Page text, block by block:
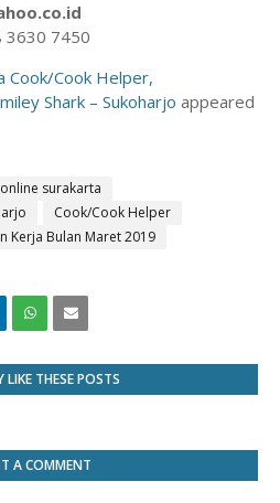
3630 7450
Cook/Cook Helper,
Shark – Sukoharjo appeared
surakarta
Cook/Cook Helper
Kerja Bulan Maret 2019
LIKE THESE POSTS
A COMMENT